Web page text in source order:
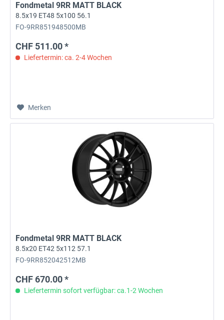
Fondmetal 9RR MATT BLACK
8.5x19 ET48 5x100 56.1
FO-9RR851948500MB
CHF 511.00 *
Liefertermin: ca. 2-4 Wochen
Merken
Fondmetal 9RR MATT BLACK
8.5x20 ET42 5x112 57.1
FO-9RR852042512MB
CHF 670.00 *
Liefertermin sofort verfügbar: ca.1-2 Wochen